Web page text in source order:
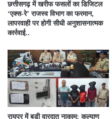
​छत्तीसगढ़ में खरीफ फसलों का डिजिटल
‘एक्स-रे’ राजस्व विभाग का फरमान,
लापरवाही पर होगी सीधी अनुशासनात्मक
कार्रवाई..
रायपुर में बड़ी वारदात नाकाम: कल्याण